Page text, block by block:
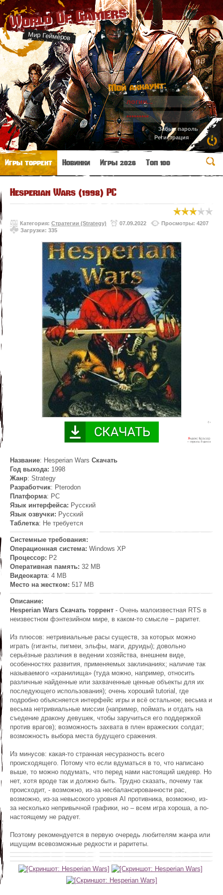
World Of Gamers
Мир Геймеров
Мой аккаунт:
Забыл пароль
Регистрация
Игры торрент Новинки Игры 2026 Топ 100
Hesperian Wars (1998) PC
Категория: Стратегии (Strategy) 07.09.2022
Просмотры: 4207
Загрузки: 335
Название: Hesperian Wars Скачать
Год выхода: 1998
Жанр: Strategy
Разработчик: Pterodon
Платформа: PC
Язык интерфейса: Русский
Язык озвучки: Русский
Таблетка: Не требуется
Системные требования:
Операционная система: Windows XP
Процессор: P2
Оперативная память: 32 MB
Видеокарта: 4 MB
Место на жестком: 517 MB
Описание:
Hesperian Wars Скачать торрент - Очень малоизвестная RTS в
неизвестном фэнтезийном мире, в каком-то смысле – раритет.
Из плюсов: нетривиальные расы существ, за которых можно
играть (гиганты, пигмеи, эльфы, маги, друиды); довольно
серьёзные различия в ведении хозяйства, внешнем виде,
особенностях развития, применяемых заклинаниях; наличие так
называемого «хранилища» (туда можно, например, относить
различные найденные или захваченные ценные объекты для их
последующего использования); очень хороший tutorial, где
подробно объясняется интерфейс игры и всё остальное; весьма и
весьма нетривиальные миссии (например, поймать и отдать на
съедение дракону девушек, чтобы заручиться его поддержкой
против врагов); возможность захвата в плен вражеских солдат;
возможность выбора места будущего сражения.
Из минусов: какая-то странная несуразность всего
происходящего. Потому что если вдуматься в то, что написано
выше, то можно подумать, что перед нами настоящий шедевр. Но
нет, хотя вроде так и должно быть. Трудно сказать, почему так
происходит, - возможно, из-за несбалансированности рас,
возможно, из-за невысокого уровня AI противника, возможно, из-
за несколько непривычной графики, но – всем игра хороша, а по-
настоящему не радует.
Поэтому рекомендуется в первую очередь любителям жанра или
ищущим всевозможные редкости и раритеты.